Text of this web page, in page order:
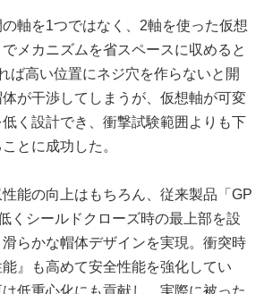
軸を1つではなく、2軸を使った仮想
メカニズムを省スペースに収めると
ば高い位置にネジ穴を作らないと開
が干渉してしまうが、仮想軸が可変
く設計でき、衝撃試験範囲よりも下
とに成功した。
能の向上はもちろん、従来製品「GP
くシールドクローズ時の最上部を設
らかな帽体デザインを実現。衝突時
』も高めて安全性能を強化してい
低重心化にも貢献し、実際に被った